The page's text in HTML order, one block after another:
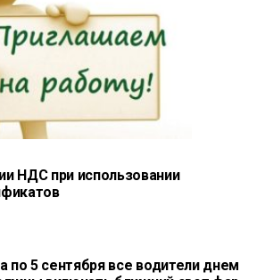
НДС при использовании
по 5 сентября все водители днем